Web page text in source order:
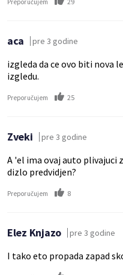
aca pre 3 godine
izgleda da ce ovo biti nova
izgledu.
Preporučujem 25
Zveki pre 3 godine
A 'el ima ovaj auto plivajuci
dizlo predvidjen?
Preporučujem 8
Elez Knjazo pre 3 godine
I tako eto propada zapad